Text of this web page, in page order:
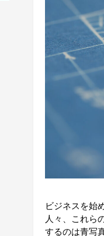
ビジネスを始
人々、これら
するのは青写